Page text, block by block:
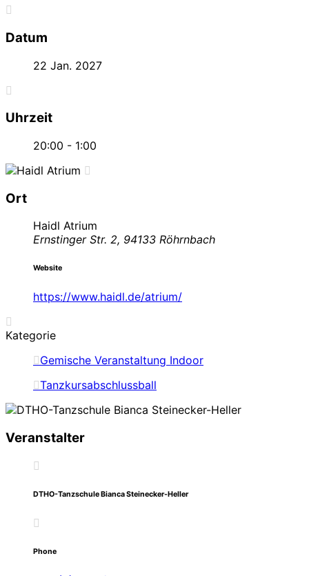
Datum
22 Jan. 2027
Uhrzeit
20:00 - 1:00
Ort
Haidl Atrium
Ernstinger Str. 2, 94133 Röhrnbach
Website
https://www.haidl.de/atrium/
Kategorie
Gemische Veranstaltung Indoor
Tanzkursabschlussball
Veranstalter
DTHO-Tanzschule Bianca Steinecker-Heller
Phone